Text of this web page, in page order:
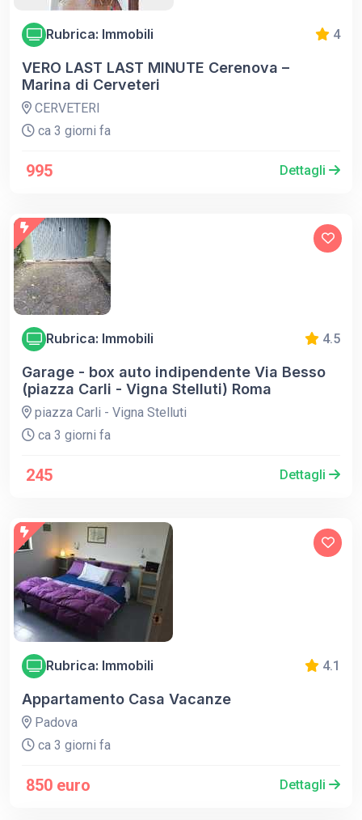
Rubrica: Immobili 4
VERO LAST LAST MINUTE Cerenova –
Marina di Cerveteri
CERVETERI
ca 3 giorni fa
995 Dettagli
Rubrica: Immobili 4.5
Garage - box auto indipendente Via Besso
(piazza Carli - Vigna Stelluti) Roma
piazza Carli - Vigna Stelluti
ca 3 giorni fa
245 Dettagli
Rubrica: Immobili 4.1
Appartamento Casa Vacanze
Padova
ca 3 giorni fa
850 euro Dettagli